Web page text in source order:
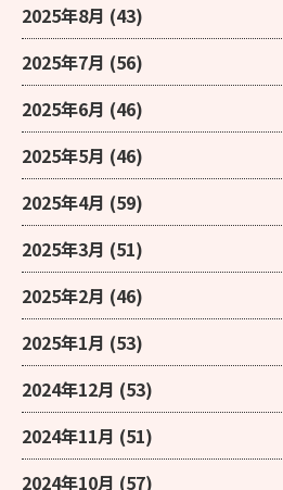
2025年8月 (43)
2025年7月 (56)
2025年6月 (46)
2025年5月 (46)
2025年4月 (59)
2025年3月 (51)
2025年2月 (46)
2025年1月 (53)
2024年12月 (53)
2024年11月 (51)
2024年10月 (57)